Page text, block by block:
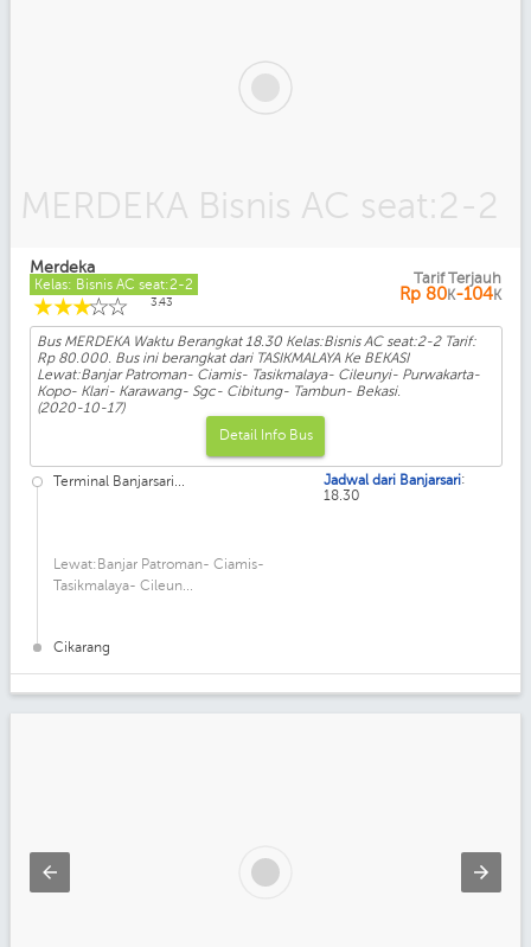
MERDEKA Bisnis AC seat:2-2
Merdeka
Kelas: Bisnis AC seat:2-2
☆
☆
☆
☆
☆ 3.43
Tarif Terjauh
Rp 80K-104K
Bus MERDEKA Waktu Berangkat 18.30 Kelas:Bisnis AC seat:2-2 Tarif:
Rp 80.000. Bus ini berangkat dari TASIKMALAYA Ke BEKASI
Lewat:Banjar Patroman- Ciamis- Tasikmalaya- Cileunyi- Purwakarta-
Kopo- Klari- Karawang- Sgc- Cibitung- Tambun- Bekasi.
(2020-10-17)
Detail Info Bus
Terminal Banjarsari...
Lewat:Banjar Patroman- Ciamis-
Tasikmalaya- Cileun...
Cikarang
Jadwal dari Banjarsari:
18.30